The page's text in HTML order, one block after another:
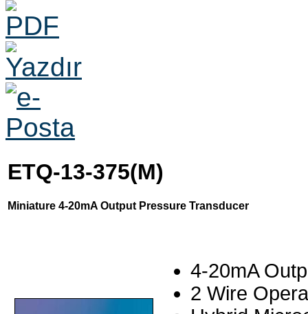
ETQ-13-375(M)
Miniature 4-20mA Output Pressure Transducer
4-20mA
2 Wire